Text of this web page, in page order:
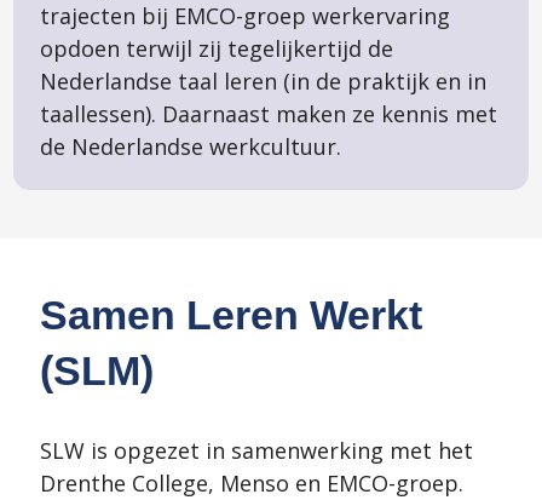
trajecten bij EMCO-groep werkervaring
opdoen terwijl zij tegelijkertijd de
Nederlandse taal leren (in de praktijk en in
taallessen). Daarnaast maken ze kennis met
de Nederlandse werkcultuur.
Samen Leren Werkt
(SLM)
SLW is opgezet in samenwerking met het
Drenthe College, Menso en EMCO-groep.